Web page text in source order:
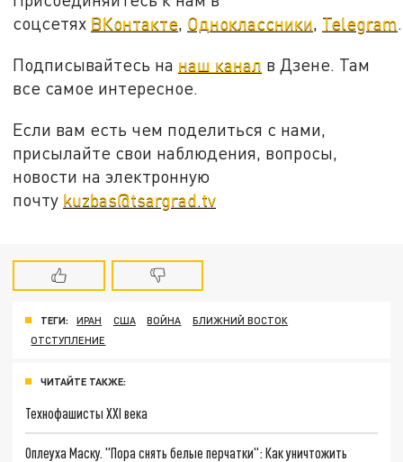
соцсетях ВКонтакте, Одноклассники, Telegram.
Подписывайтесь на наш канал в Дзене. Там
все самое интересное.
Если вам есть чем поделиться с нами,
присылайте свои наблюдения, вопросы,
новости на электронную
почту kuzbas@tsargrad.tv
ТЕГИ: ИРАН США ВОЙНА
БЛИЖНИЙ ВОСТОК
ОТСТУПЛЕНИЕ
ЧИТАЙТЕ ТАКЖЕ:
Технофашисты XXI века
Оплеуха Маску. "Пора снять белые перчатки": Как уничтожить